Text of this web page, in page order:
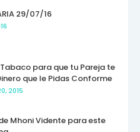
29/07/16
para que tu Pareja te
que le Pidas Conforme
2015
Mhoni Vidente para este